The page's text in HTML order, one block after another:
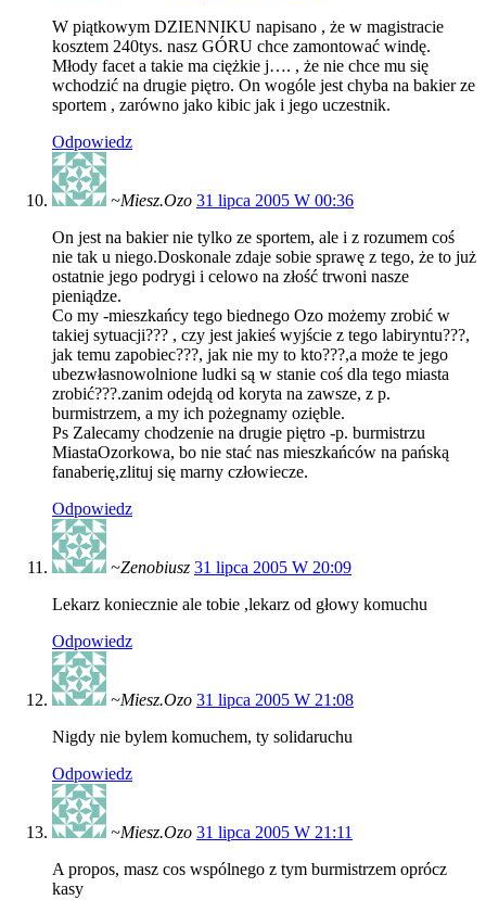
W piątkowym DZIENNIKU napisano , że w magistracie
kosztem 240tys. nasz GÓRU chce zamontować windę.
Młody facet a takie ma ciężkie j…. , że nie chce mu się
wchodzić na drugie piętro. On wogóle jest chyba na bakier ze
sportem , zarówno jako kibic jak i jego uczestnik.
Odpowiedz
~Miesz.Ozo 31 lipca 2005 W 00:36
On jest na bakier nie tylko ze sportem, ale i z rozumem coś
nie tak u niego.Doskonale zdaje sobie sprawę z tego, że to już
ostatnie jego podrygi i celowo na złość trwoni nasze
pieniądze.
Co my -mieszkańcy tego biednego Ozo możemy zrobić w
takiej sytuacji??? , czy jest jakieś wyjście z tego labiryntu???,
jak temu zapobiec???, jak nie my to kto???,a może te jego
ubezwłasnowolnione ludki są w stanie coś dla tego miasta
zrobić???.zanim odejdą od koryta na zawsze, z p.
burmistrzem, a my ich pożegnamy ozięble.
Ps Zalecamy chodzenie na drugie piętro -p. burmistrzu
MiastaOzorkowa, bo nie stać nas mieszkańców na pańską
fanaberię,zlituj się marny człowiecze.
Odpowiedz
~Zenobiusz 31 lipca 2005 W 20:09
Lekarz koniecznie ale tobie ,lekarz od głowy komuchu
Odpowiedz
~Miesz.Ozo 31 lipca 2005 W 21:08
Nigdy nie bylem komuchem, ty solidaruchu
Odpowiedz
~Miesz.Ozo 31 lipca 2005 W 21:11
A propos, masz cos wspólnego z tym burmistrzem oprócz
kasy